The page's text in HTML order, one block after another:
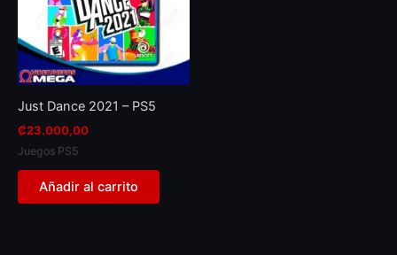
Just Dance 2021 – PS5
₡23.000,00
Juegos PS5
Añadir al carrito